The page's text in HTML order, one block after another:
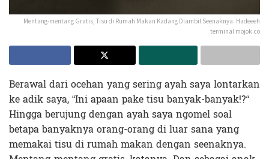
Mentang-mentang Gratis, Tisu di Rumah Makan Kadang Diambil Seenaknya. Hadeeeh
terminal mojok.co
Berawal dari ocehan yang sering ayah saya lontarkan
ke adik saya, “Ini apaan pake tisu banyak-banyak!?“
Hingga berujung dengan ayah saya ngomel soal
betapa banyaknya orang-orang di luar sana yang
memakai tisu di rumah makan dengan seenaknya.